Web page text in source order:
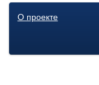
О проекте